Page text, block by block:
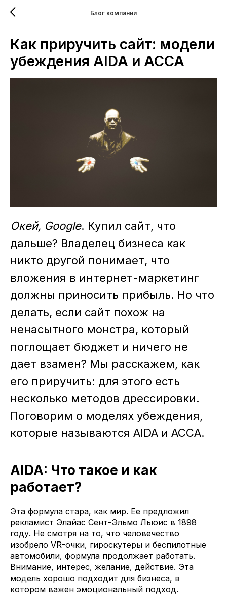
Блог компании
Как приручить сайт: модели
убеждения AIDA и ACCA
Окей, Google. Купил сайт, что
дальше? Владелец бизнеса как
никто другой понимает, что
вложения в интернет-маркетинг
должны приносить прибыль. Но что
делать, если сайт похож на
ненасытного монстра, который
поглощает бюджет и ничего не
дает взамен? Мы расскажем, как
его приручить: для этого есть
несколько методов дрессировки.
Поговорим о моделях убеждения,
которые называются AIDA и ACCA.
AIDA: Что такое и как
работает?
Эта формула стара, как мир. Ее предложил
рекламист Элайас Сент-Эльмо Льюис в 1898
году. Не смотря на то, что человечество
изобрело VR-очки, гироскутеры и беспилотные
автомобили, формула продолжает работать.
Внимание, интерес, желание, действие. Эта
модель хорошо подходит для бизнеса, в
котором важен эмоциональный подход.